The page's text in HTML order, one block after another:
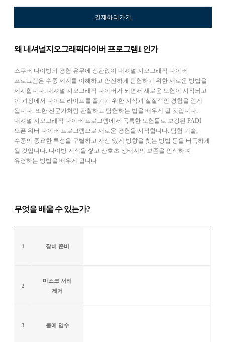
결제하러가기
왜 내셔널지오그래픽다이버 프로그램1 인가
스쿠버 다이빙의 경험 유무에 상관없이 내셔널 지오그래픽 다이버
프로그램은 수중 세계를 이해하고 안전하게 탐험하기 위한 새로운 방법을
제시합니다. 내셔널 지오그래픽 다이버가 되면서 새로운 모험이 시작되고
이 과정에서 다이브 라이프를 즐기기 위한 지식과 실질적인 경험을 얻게
됩니다. 또한 전문가처럼 관찰하고 탐험하는 법을 배우게 될 것입니다.
내셔널 지오그래픽 다이버 프로그램에서 독특한 모험들로 보강된 PADI
오픈 워터 다이버 프로그램으로 새로운 경험을 시작합니다. 탐험 기술,
수중의 중요한 특성을 구별하고 자신 있게 방향을 찾는 방법 등을 터득하게
될 것입니다. 다이빙 지식을 쌓고 산호초 생태계의 보존을 인식하며
유영하는 방법을 배우게 됩니다
무엇을 배울 수 있는가?
1 장비 준비
2
마스크 서리
제거
3 물에 입수